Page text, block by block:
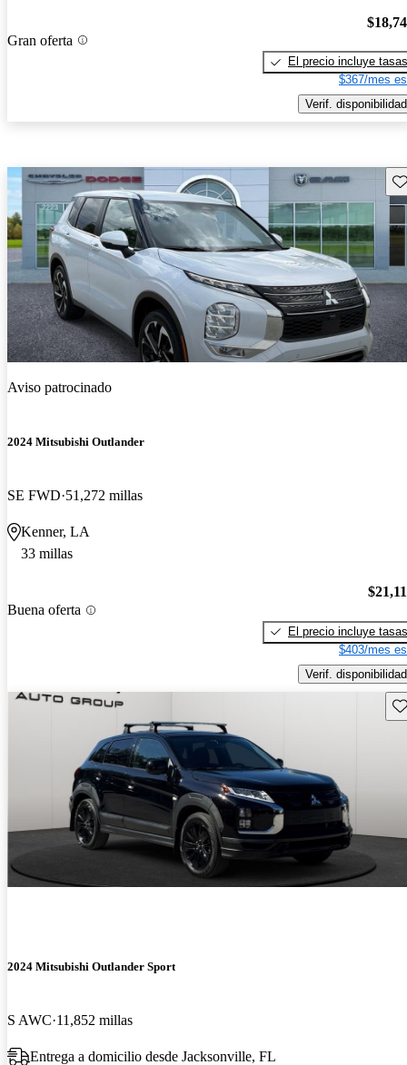
Gran oferta
El precio incluye tasas
$367/mes
Verif. disponibilidad
Aviso patrocinado
2024 Mitsubishi Outlander
SE FWD 51,272 millas
Kenner, LA
33 millas
Buena oferta
El precio incluye tasas
$403/mes
Verif. disponibilidad
2024 Mitsubishi Outlander Sport
S AWC 11,852 millas
Entrega a domicilio desde Jacksonville, FL